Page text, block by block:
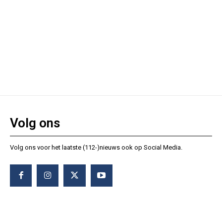
Volg ons
Volg ons voor het laatste (112-)nieuws ook op Social Media.